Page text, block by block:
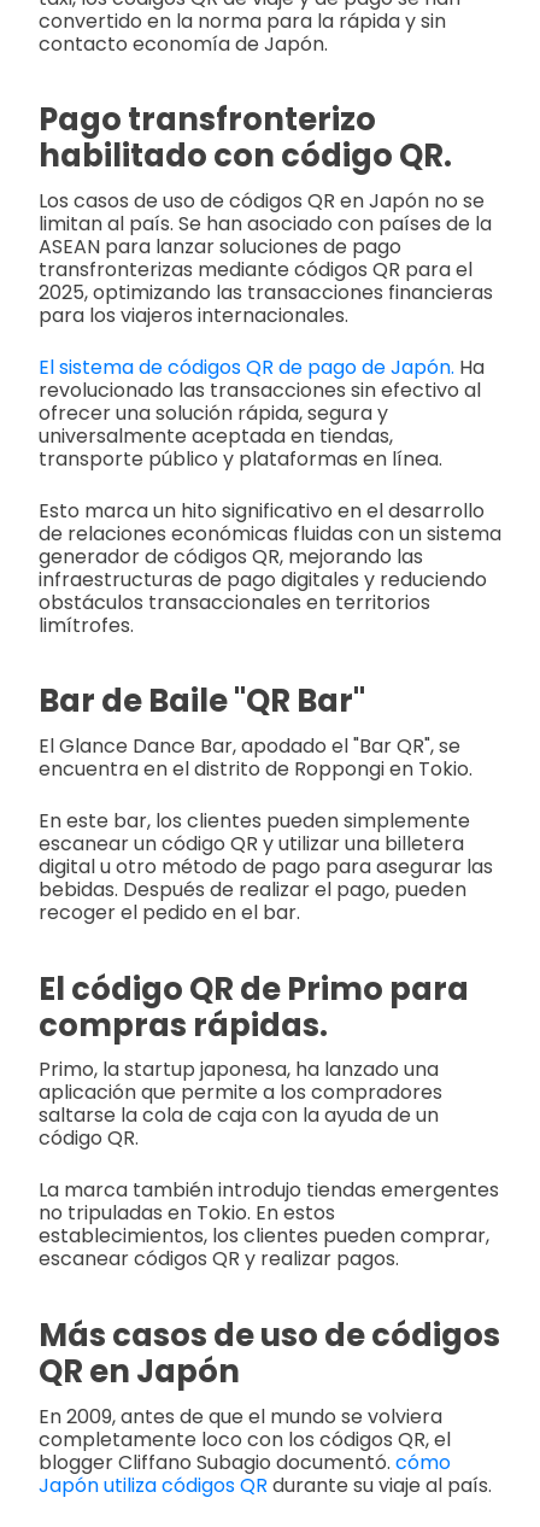
convertido en la norma para la rápida y sin
contacto economía de Japón.
Pago transfronterizo
habilitado con código QR.
Los casos de uso de códigos QR en Japón no se
limitan al país. Se han asociado con países de la
ASEAN para lanzar soluciones de pago
transfronterizas mediante códigos QR para el
2025, optimizando las transacciones financieras
para los viajeros internacionales.
El sistema de códigos QR de pago de Japón. Ha
revolucionado las transacciones sin efectivo al
ofrecer una solución rápida, segura y
universalmente aceptada en tiendas,
transporte público y plataformas en línea.
Esto marca un hito significativo en el desarrollo
de relaciones económicas fluidas con un sistema
generador de códigos QR, mejorando las
infraestructuras de pago digitales y reduciendo
obstáculos transaccionales en territorios
limítrofes.
Bar de Baile "QR Bar"
El Glance Dance Bar, apodado el "Bar QR", se
encuentra en el distrito de Roppongi en Tokio.
En este bar, los clientes pueden simplemente
escanear un código QR y utilizar una billetera
digital u otro método de pago para asegurar las
bebidas. Después de realizar el pago, pueden
recoger el pedido en el bar.
El código QR de Primo para
compras rápidas.
Primo, la startup japonesa, ha lanzado una
aplicación que permite a los compradores
saltarse la cola de caja con la ayuda de un
código QR.
La marca también introdujo tiendas emergentes
no tripuladas en Tokio. En estos
establecimientos, los clientes pueden comprar,
escanear códigos QR y realizar pagos.
Más casos de uso de códigos
QR en Japón
En 2009, antes de que el mundo se volviera
completamente loco con los códigos QR, el
blogger Cliffano Subagio documentó. cómo
Japón utiliza códigos QR durante su viaje al país.